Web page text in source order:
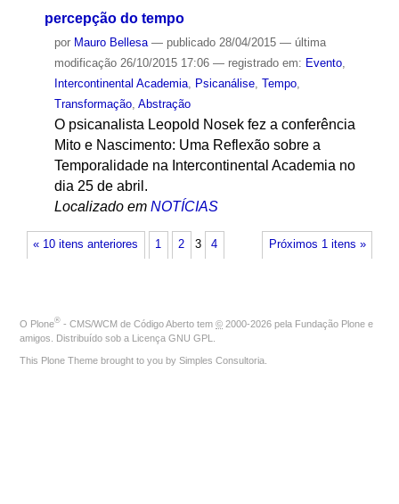
percepção do tempo
por Mauro Bellesa — publicado28/04/2015 — última
modificação26/10/2015 17:06 — registrado em: Evento,
Intercontinental Academia, Psicanálise, Tempo,
Transformação, Abstração
O psicanalista Leopold Nosek fez a conferência
Mito e Nascimento: Uma Reflexão sobre a
Temporalidade na Intercontinental Academia no
dia 25 de abril.
Localizado em NOTÍCIAS
« 10 itens anteriores Próximos 1 itens »
1 2 3 4
O Plone® - CMS/WCM de Código Aberto tem © 2000-2026 pela Fundação Plone e
amigos. Distribuído sob a Licença GNU GPL
This Plone Theme brought to you by Simples Consultoria